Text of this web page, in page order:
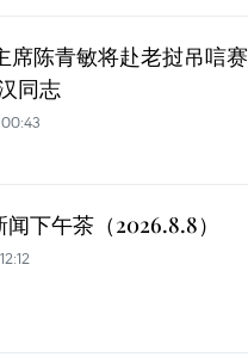
席陈青敏将赴老挝吊唁赛
同志
下午茶（2026.8.8）